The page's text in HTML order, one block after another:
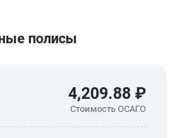
полисы
4,209.88 ₽
Стоимость ОСАГО